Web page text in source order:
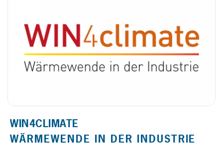
WIN4CLIMATE
WÄRMEWENDE IN DER INDUSTRIE